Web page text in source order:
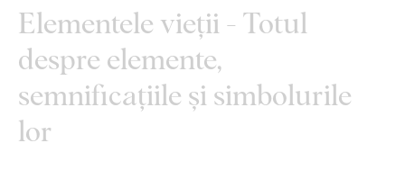
Elementele vieții - Totul
despre elemente,
semnificațiile și simbolurile
lor